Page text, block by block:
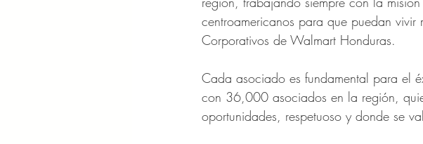
centroamericanos para que puedan vivir
Corporativos de Walmart Honduras.
Cada asociado es fundamental para el
con 36,000 asociados en la región,
oportunidades, respetuoso y donde se